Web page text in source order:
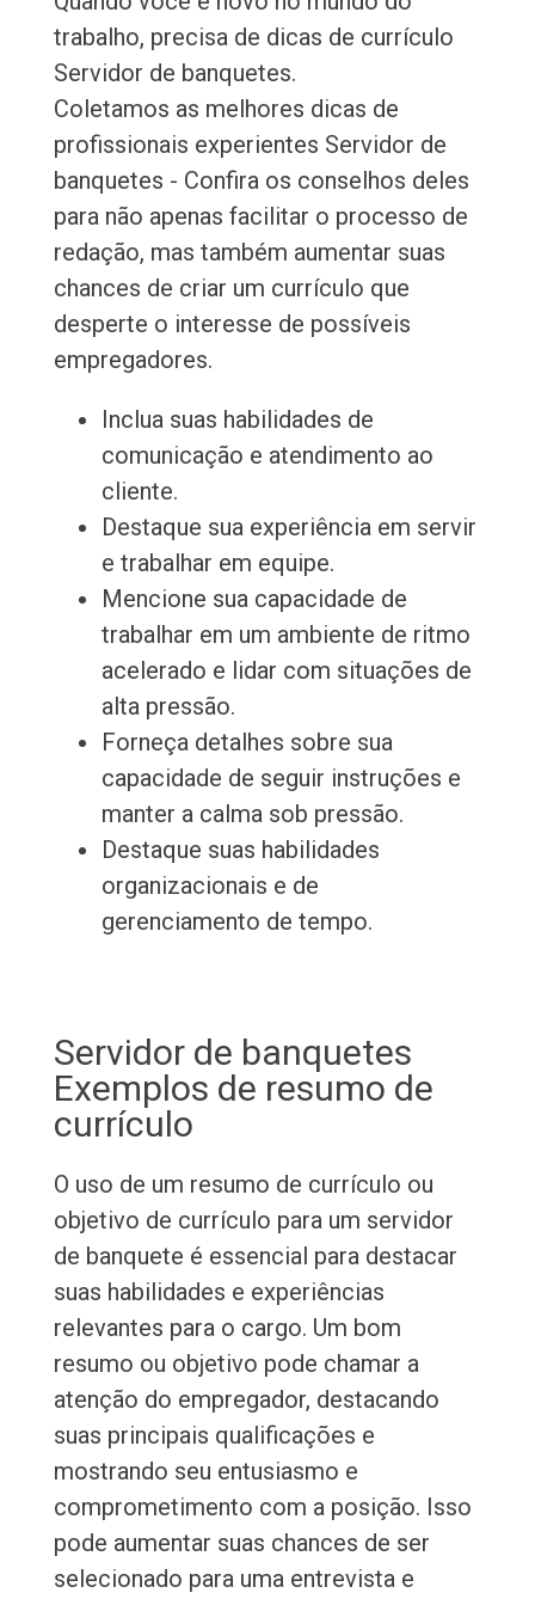
trabalho, precisa de dicas de currículo
Servidor de banquetes.
Coletamos as melhores dicas de
profissionais experientes Servidor de
banquetes - Confira os conselhos deles
para não apenas facilitar o processo de
redação, mas também aumentar suas
chances de criar um currículo que
desperte o interesse de possíveis
empregadores.
Inclua suas habilidades de
comunicação e atendimento ao
cliente.
Destaque sua experiência em servir
e trabalhar em equipe.
Mencione sua capacidade de
trabalhar em um ambiente de ritmo
acelerado e lidar com situações de
alta pressão.
Forneça detalhes sobre sua
capacidade de seguir instruções e
manter a calma sob pressão.
Destaque suas habilidades
organizacionais e de
gerenciamento de tempo.
Servidor de banquetes
Exemplos de resumo de
currículo
O uso de um resumo de currículo ou
objetivo de currículo para um servidor
de banquete é essencial para destacar
suas habilidades e experiências
relevantes para o cargo. Um bom
resumo ou objetivo pode chamar a
atenção do empregador, destacando
suas principais qualificações e
mostrando seu entusiasmo e
comprometimento com a posição. Isso
pode aumentar suas chances de ser
selecionado para uma entrevista e